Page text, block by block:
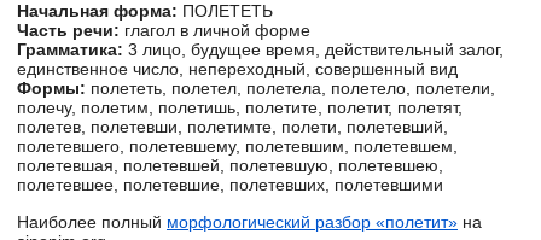
Начальная форма: ПОЛЕТЕТЬ
Часть речи: глагол в личной форме
Грамматика: 3 лицо, будущее время, действительный залог,
единственное число, непереходный, совершенный вид
Формы: полететь, полетел, полетела, полетело, полетели,
полечу, полетим, полетишь, полетите, полетит, полетят,
полетев, полетевши, полетимте, полети, полетевший,
полетевшего, полетевшему, полетевшим, полетевшем,
полетевшая, полетевшей, полетевшую, полетевшею,
полетевшее, полетевшие, полетевших, полетевшими
Наиболее полный морфологический разбор «полетит» на